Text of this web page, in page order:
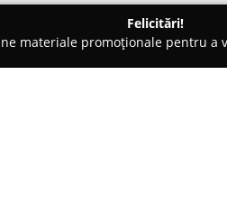
Felicitări!
materiale promoționale pentru a